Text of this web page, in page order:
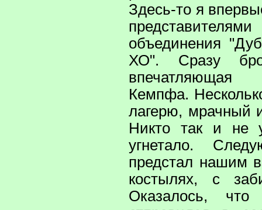
Здесь-то я
объединения
ХО". Сразу
Кемпфа.
лагерю, мрачный
Никто так и не
угнетало.
предстал нашим
костылях, с
Оказалось,